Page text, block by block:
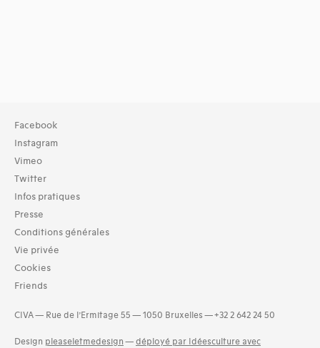
Facebook
Instagram
Vimeo
Twitter
Infos pratiques
Presse
Conditions générales
Vie privée
Cookies
Friends
CIVA — Rue de l’Ermitage 55 — 1050 Bruxelles — +32 2 642 24 50
Design pleaseletmedesign — déployé par Idéesculture avec